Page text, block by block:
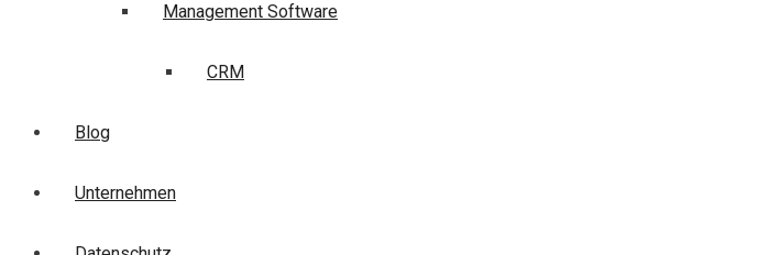
Management Software
CRM
Blog
Unternehmen